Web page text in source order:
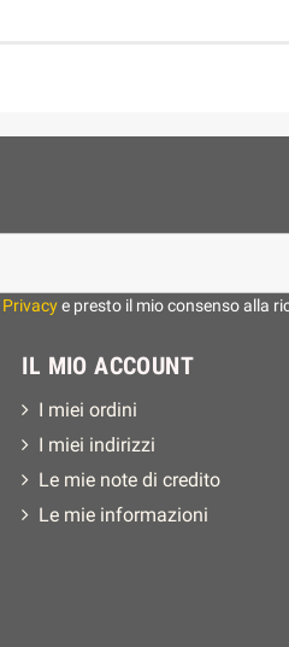
Privacye presto il mio consenso alla
IL MIO ACCOUNT
I miei ordini
I miei indirizzi
Le mie note di credito
Le mie informazioni